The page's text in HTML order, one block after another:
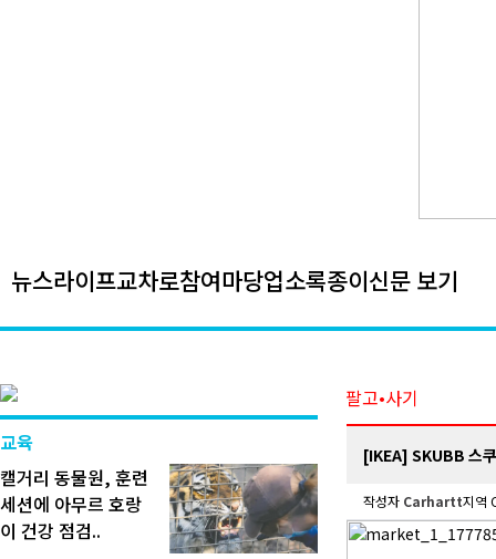
뉴스라이프교차로참여마당업소록종이신문 보기
교육
캘거리 동물원, 훈련
세션에 아무르 호랑
이 건강 점검..
팔고•사기
[IKEA] SKUBB 스
작성자 Carhartt지역